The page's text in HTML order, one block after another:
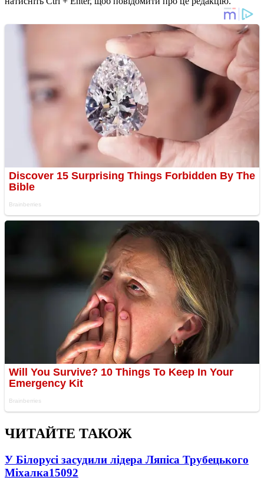
ЧИТАЙТЕ ТАКОЖ
У Білорусі засудили лідера Ляпіса Трубецького
Міхалка15092